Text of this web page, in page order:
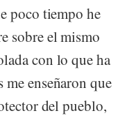
poco tiempo he
sobre el mismo
con lo que ha
enseñaron que
del pueblo,